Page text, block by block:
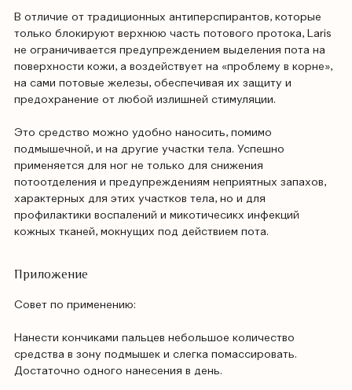
В отличие от традиционных антиперспирантов, которые
только блокируют верхнюю часть потового протока, Laris
не ограничивается предупреждением выделения пота на
поверхности кожи, а воздействует на «проблему в корне»,
на сами потовые железы, обеспечивая их защиту и
предохранение от любой излишней стимуляции.
Это средство можно удобно наносить, помимо
подмышечной, и на другие участки тела. Успешно
применяется для ног не только для снижения
потоотделения и предупреждениям неприятных запахов,
характерных для этих участков тела, но и для
профилактики воспалений и микотичесикх инфекций
кожных тканей, мокнущих под действием пота.
Приложение
Совет по применению:
Нанести кончиками пальцев небольшое количество
средства в зону подмышек и слегка помассировать.
Достаточно одного нанесения в день.